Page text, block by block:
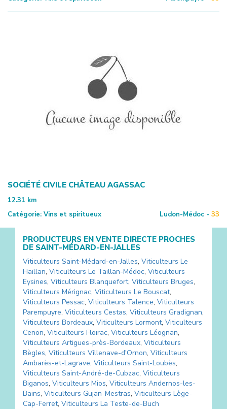
SOCIÉTÉ CIVILE CHÂTEAU AGASSAC
12.31 km
Catégorie: Vins et spiritueux Ludon-Médoc - 33
PRODUCTEURS EN VENTE DIRECTE PROCHES
DE SAINT-MÉDARD-EN-JALLES
Viticulteurs Saint-Médard-en-Jalles, Viticulteurs Le
Haillan, Viticulteurs Le Taillan-Médoc, Viticulteurs
Eysines, Viticulteurs Blanquefort, Viticulteurs Bruges,
Viticulteurs Mérignac, Viticulteurs Le Bouscat,
Viticulteurs Pessac, Viticulteurs Talence, Viticulteurs
Parempuyre, Viticulteurs Cestas, Viticulteurs Gradignan,
Viticulteurs Bordeaux, Viticulteurs Lormont, Viticulteurs
Cenon, Viticulteurs Floirac, Viticulteurs Léognan,
Viticulteurs Artigues-près-Bordeaux, Viticulteurs
Bègles, Viticulteurs Villenave-d'Ornon, Viticulteurs
Ambarès-et-Lagrave, Viticulteurs Saint-Loubès,
Viticulteurs Saint-André-de-Cubzac, Viticulteurs
Biganos, Viticulteurs Mios, Viticulteurs Andernos-les-
Bains, Viticulteurs Gujan-Mestras, Viticulteurs Lège-
Cap-Ferret, Viticulteurs La Teste-de-Buch